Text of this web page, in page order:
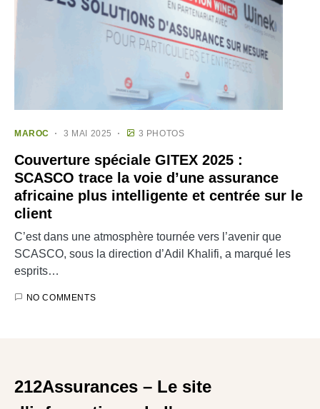
MAROC 3 MAI 2025 3 PHOTOS
Couverture spéciale GITEX 2025 :
SCASCO trace la voie d’une assurance
africaine plus intelligente et centrée sur le
client
C’est dans une atmosphère tournée vers l’avenir que
SCASCO, sous la direction d’Adil Khalifi, a marqué les
esprits…
NO COMMENTS
212Assurances – Le site